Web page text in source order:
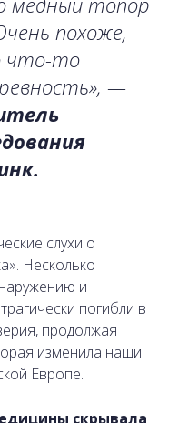
похоже,
что-то
—
слухи о
Несколько
и
погибли в
продолжая
изменила наши
Европе.
скрывала